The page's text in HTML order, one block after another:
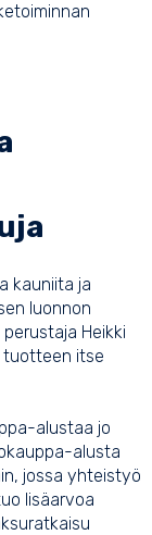
kauniita ja
luonnon
Heikki
tuotteen itse
alustaa jo
alusta
jossa yhteistyö
lisäarvoa